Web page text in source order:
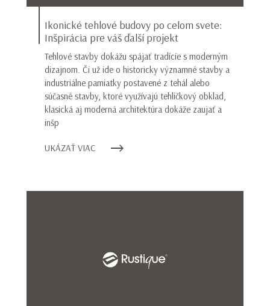
Ikonické tehlové budovy po celom svete:
Inšpirácia pre váš ďalší projekt
Tehlové stavby dokážu spájať tradície s moderným
dizajnom. Či už ide o historicky významné stavby a
industriálne pamiatky postavené z tehál alebo
súčasné stavby, ktoré využívajú tehličkový obklad,
klasická aj moderná architektúra dokáže zaujať a
inšp
UKÁZAŤ VIAC